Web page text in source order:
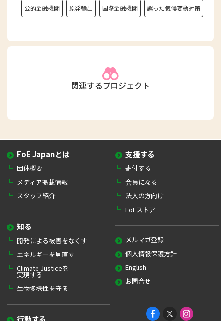
公的金融機関 原発輸出 国際金融機関 誤った気候変動対策
関連するプロジェクト
FoE Japanとは
団体概要
メディア掲載情報
スタッフ紹介
知る
開発による被害をなくす
エネルギーを見直す
Climate Justiceを
実現する
生物多様性を守る
支援する
寄付する
会員になる
法人の方向け
FoEストア
メルマガ登録
個人情報保護方針
English
お問合せ